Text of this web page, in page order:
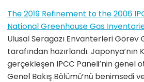
The 2019 Refinement to the 2006
National Greenhouse Gas
Ulusal Seragazı Envanterleri Görev
tarafından hazırlandı.
gerçekleşen IPCC Paneli’nin genel
Genel Bakış Bölümü’nü benimsedi